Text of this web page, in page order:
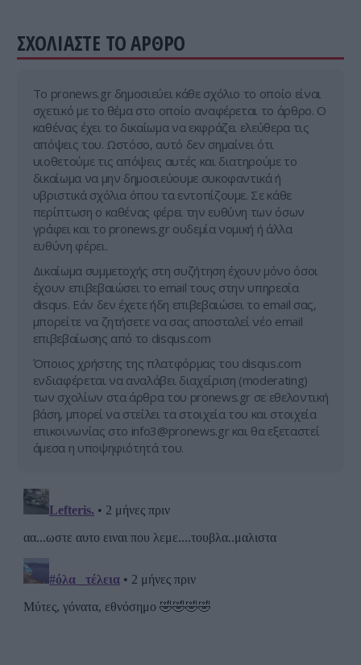
ΣΧΟΛΙΑΣΤΕ ΤΟ ΑΡΘΡΟ
Tο pronews.gr δημοσιεύει κάθε σχόλιο το οποίο είναι
σχετικό με το θέμα στο οποίο αναφέρεται το άρθρο. Ο
καθένας έχει το δικαίωμα να εκφράζει ελεύθερα τις
απόψεις του. Ωστόσο, αυτό δεν σημαίνει ότι
υιοθετούμε τις απόψεις αυτές και διατηρούμε το
δικαίωμα να μην δημοσιεύουμε συκοφαντικά ή
υβριστικά σχόλια όπου τα εντοπίζουμε. Σε κάθε
περίπτωση ο καθένας φέρει την ευθύνη των όσων
γράφει και το pronews.gr ουδεμία νομική ή άλλα
ευθύνη φέρει.
Δικαίωμα συμμετοχής στη συζήτηση έχουν μόνο όσοι
έχουν επιβεβαιώσει το email τους στην υπηρεσία
disqus. Εάν δεν έχετε ήδη επιβεβαιώσει το email σας,
μπορείτε να ζητήσετε να σας αποσταλεί νέο email
επιβεβαίωσης από το disqus.com
Όποιος χρήστης της πλατφόρμας του disqus.com
ενδιαφέρεται να αναλάβει διαχείριση (moderating)
των σχολίων στα άρθρα του pronews.gr σε εθελοντική
βάση, μπορεί να στείλει τα στοιχεία του και στοιχεία
επικοινωνίας στο info3@pronews.gr και θα εξεταστεί
άμεσα η υποψηφιότητά του.